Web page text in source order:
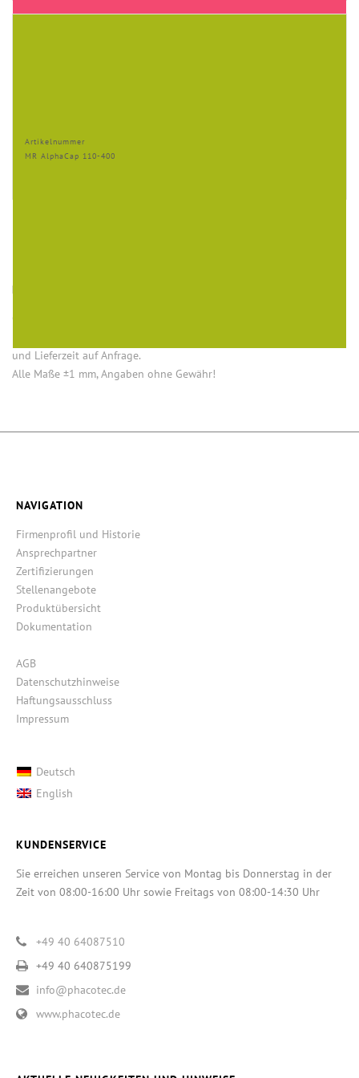
Artikelnummer
MR AlphaCap 110-400
HINWEISE
und Lieferzeit auf Anfrage.
Alle Maße ±1 mm, Angaben ohne Gewähr!
NAVIGATION
Firmenprofil und Historie
Ansprechpartner
Zertifizierungen
Stellenangebote
Produktübersicht
Dokumentation
AGB
Datenschutzhinweise
Haftungsausschluss
Impressum
Deutsch
English
KUNDENSERVICE
Sie erreichen unseren Service von Montag bis Donnerstag in der
Zeit von 08:00-16:00 Uhr sowie Freitags von 08:00-14:30 Uhr
+49 40 64087510
+49 40 640875199
info@phacotec.de
www.phacotec.de